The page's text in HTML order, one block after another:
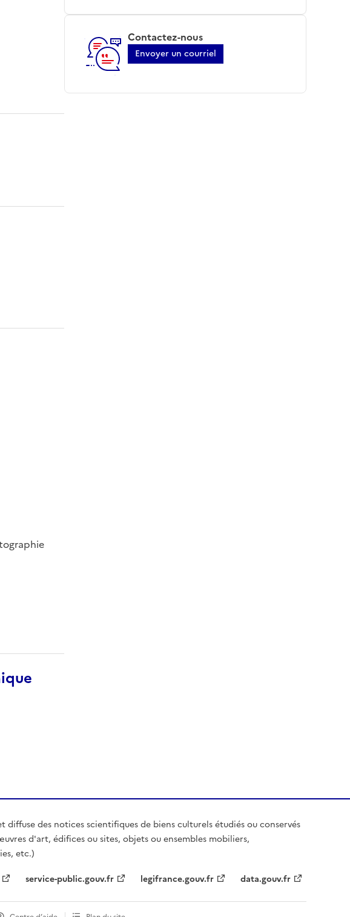
Contactez-nous
Envoyer un courriel
diffuse des notices scientifiques de biens culturels étudiés ou conservés
d'art, édifices ou sites, objets ou ensembles mobiliers,
etc.)
service-public.gouv.fr legifrance.gouv.fr data.gouv.fr